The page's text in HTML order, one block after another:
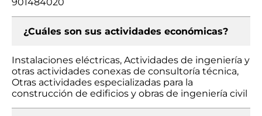
¿Cuáles son sus actividades económicas?
Instalaciones eléctricas, Actividades de ingeniería y
otras actividades conexas de consultoría técnica,
Otras actividades especializadas para la
construcción de edificios y obras de ingeniería civil